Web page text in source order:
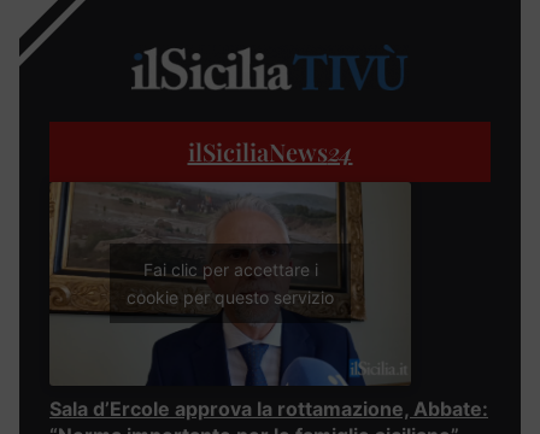
ilSiciliaNews24
Fai clic per accettare i
cookie per questo servizio
Sala d’Ercole approva la rottamazione, Abbate: